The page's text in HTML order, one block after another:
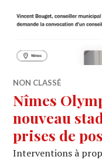
NON CLASSÉ
Nîmes
nouveau
prises de
Interventions à